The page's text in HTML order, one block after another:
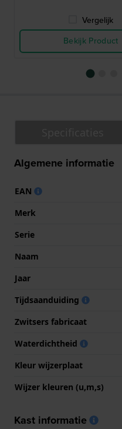
Vergelijk
Bekijk Product
Algemene informatie
EAN
Merk
Serie
Naam
Jaar
Tijdsaanduiding
Zwitsers fabricaat
Waterdichtheid
Kleur wijzerplaat
Wijzer kleuren (u,m,s)
Kast informatie